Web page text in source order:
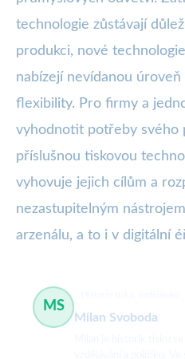
technologie zůstávají
produkci, nové
nabízejí nevídanou úroveň
flexibility. Pro firmy a
vyhodnotit potřeby svého
příslušnou tiskovou
vyhovuje jejich cílům a
nezastupitelným
arzenálu, a to i v digitální
MS
Milan Svoboda